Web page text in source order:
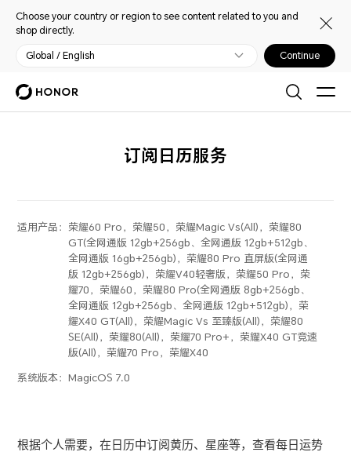
Choose your country or region to see content related to you and
shop directly.
Global / English Continue
订阅日历服务
适用产品： 荣耀60 Pro，荣耀50，荣耀Magic Vs(All)，荣耀80
GT(全网通版 12gb+256gb、全网通版 12gb+512gb、
全网通版 16gb+256gb)，荣耀80 Pro 直屏版(全网通
版 12gb+256gb)，荣耀V40轻奢版，荣耀50 Pro，荣
耀70，荣耀60，荣耀80 Pro(全网通版 8gb+256gb、
全网通版 12gb+256gb、全网通版 12gb+512gb)，荣
耀X40 GT(All)，荣耀Magic Vs 至臻版(All)，荣耀80
SE(All)，荣耀80(All)，荣耀70 Pro+，荣耀X40 GT竞速
版(All)，荣耀70 Pro，荣耀X40
系统版本：MagicOS 7.0
根据个人需要，在日历中订阅黄历、星座等，查看每日运势